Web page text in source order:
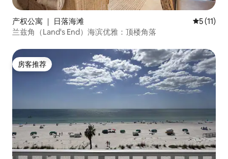
产权公寓 ｜ 日落海滩 平均评分
5 (11)
兰兹角（Land's End）海滨优雅：顶楼角落
房客推荐
房客推荐